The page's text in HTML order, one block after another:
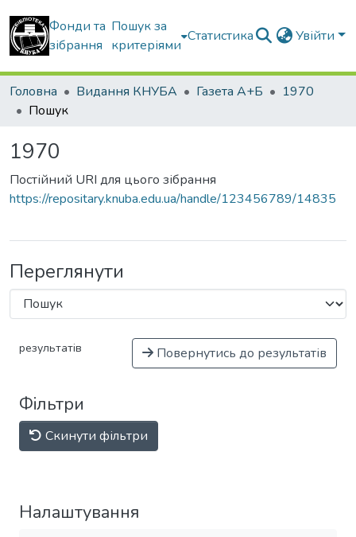
Фонди та
зібрання
Пошук за
критеріями
Статистика Увійти
Головна Видання КНУБА Газета А+Б
1970
Пошук
1970
Постійний URI для цього зібрання
https://repositary.knuba.edu.ua/handle/123456789/14835
Переглянути
результатів Повернутись до результатів
Фільтри
Скинути фільтри
Налаштування